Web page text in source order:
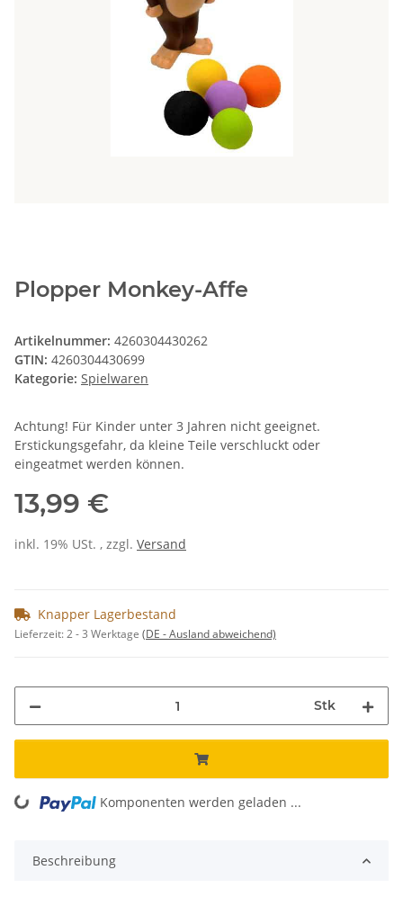
Plopper Monkey-Affe
Artikelnummer: 4260304430262
GTIN: 4260304430699
Kategorie: Spielwaren
Achtung! Für Kinder unter 3 Jahren nicht geeignet.
Erstickungsgefahr, da kleine Teile verschluckt oder
eingeatmet werden können.
13,99 €
inkl. 19% USt. , zzgl. Versand
Knapper Lagerbestand
Lieferzeit:2 - 3 Werktage (DE - Ausland abweichend)
Stk
Komponenten werden geladen ...
Beschreibung